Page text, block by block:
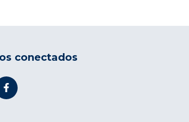
conectados